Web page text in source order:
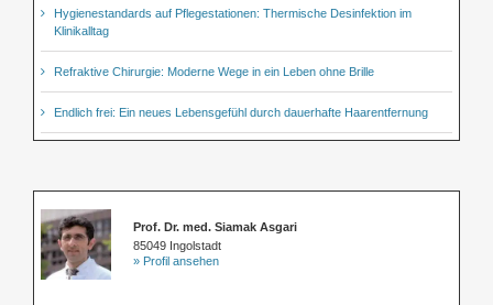
Hygienestandards auf Pflegestationen: Thermische Desinfektion im
Klinikalltag
Refraktive Chirurgie: Moderne Wege in ein Leben ohne Brille
Endlich frei: Ein neues Lebensgefühl durch dauerhafte Haarentfernung
Prof. Dr. med. Siamak Asgari
85049 Ingolstadt
» Profil ansehen